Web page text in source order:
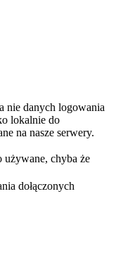
nie danych logowania
lokalnie do
na nasze serwery.
używane, chyba że
dołączonych